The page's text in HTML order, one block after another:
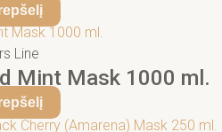
Line
Mint Mask 1000 ml.